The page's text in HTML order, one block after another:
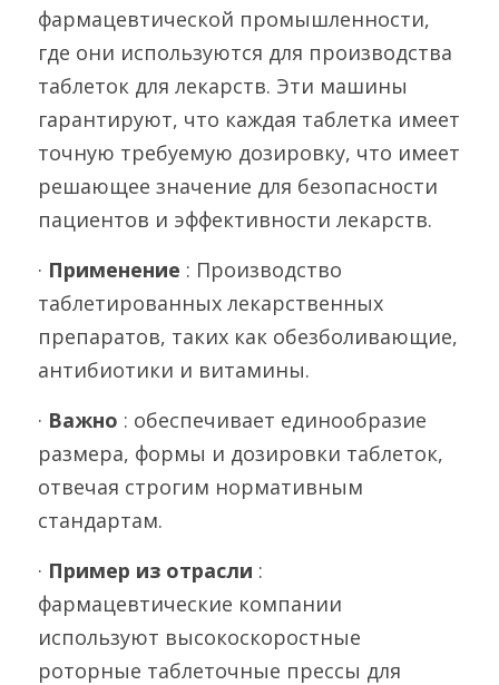
фармацевтической промышленности,
где они используются для производства
таблеток для лекарств. Эти машины
гарантируют, что каждая таблетка имеет
точную требуемую дозировку, что имеет
решающее значение для безопасности
пациентов и эффективности лекарств.
· Применение : Производство
таблетированных лекарственных
препаратов, таких как обезболивающие,
антибиотики и витамины.
· Важно : обеспечивает единообразие
размера, формы и дозировки таблеток,
отвечая строгим нормативным
стандартам.
· Пример из отрасли :
фармацевтические компании
используют высокоскоростные
роторные таблеточные прессы для